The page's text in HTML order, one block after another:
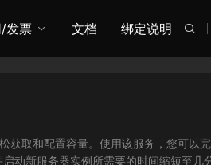

发票 文档 绑定说明
获取和配置容量。使用该服务，您可以
动新服务器实例所需要的时间缩短至几